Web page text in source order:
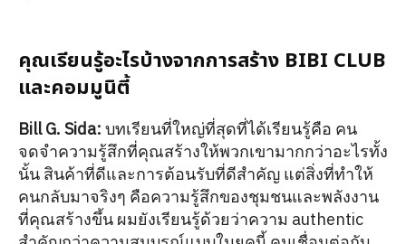
คุณเรียนรู้อะไรบ้างจากการสร้าง BIBI CLUB
และคอมมูนิตี้
Bill G. Sida: บทเรียนที่ใหญ่ที่สุดที่ได้เรียนรู้คือ คน
จดจำความรู้สึกที่คุณสร้างให้พวกเขามากกว่าอะไรทั้ง
นั้น สินค้าที่ดีและการต้อนรับที่ดีสำคัญ แต่สิ่งที่ทำให้
คนกลับมาจริงๆ คือความรู้สึกของชุมชนและพลังงาน
ที่คุณสร้างขึ้น ผมยังเรียนรู้ด้วยว่าความ authentic